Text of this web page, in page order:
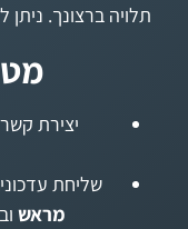
תלויה ברצונך.
יצירת
שליחת
מראש